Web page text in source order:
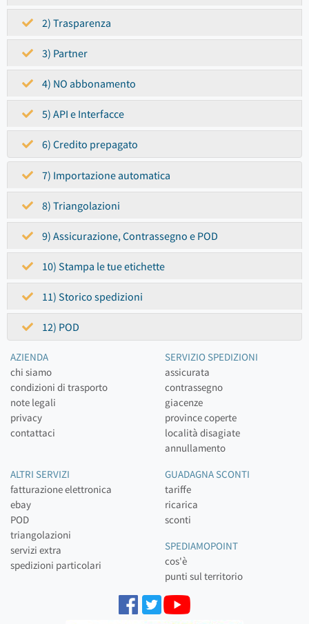
2) Trasparenza
3) Partner
4) NO abbonamento
5) API e Interfacce
6) Credito prepagato
7) Importazione automatica
8) Triangolazioni
9) Assicurazione, Contrassegno e POD
10) Stampa le tue etichette
11) Storico spedizioni
12) POD
AZIENDA
chi siamo
condizioni di trasporto
note legali
privacy
contattaci
SERVIZIO SPEDIZIONI
assicurata
contrassegno
giacenze
province coperte
località disagiate
annullamento
ALTRI SERVIZI
fatturazione elettronica
ebay
POD
triangolazioni
servizi extra
spedizioni particolari
GUADAGNA SCONTI
tariffe
ricarica
sconti
SPEDIAMOPOINT
cos'è
punti sul territorio